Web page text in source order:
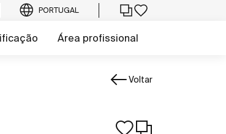
PORTUGAL
Área profissional
Voltar